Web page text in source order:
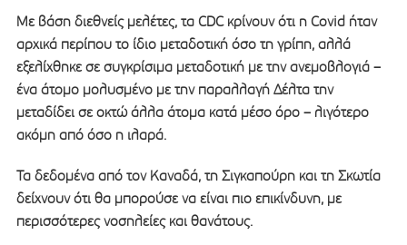
Με βάση διεθνείς μελέτες, τα CDC κρίνουν ότι η Covid ήταν
αρχικά περίπου το ίδιο μεταδοτική όσο τη γρίπη, αλλά
εξελίχθηκε σε συγκρίσιμα μεταδοτική με την ανεμοβλογιά –
ένα άτομο μολυσμένο με την παραλλαγή Δέλτα την
μεταδίδει σε οκτώ άλλα άτομα κατά μέσο όρο – λιγότερο
ακόμη από όσο η ιλαρά.
Τα δεδομένα από τον Καναδά, τη Σιγκαπούρη και τη Σκωτία
δείχνουν ότι θα μπορούσε να είναι πιο επικίνδυνη, με
περισσότερες νοσηλείες και θανάτους.